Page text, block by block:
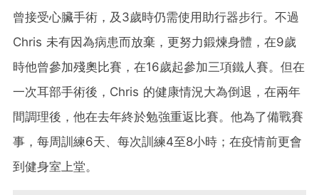
曾接受心臟手術，及3歲時仍需使用助行器步行。不過
Chris 未有因為病患而放棄，更努力鍛煉身體，在9歲
時他曾參加殘奧比賽，在16歲起參加三項鐵人賽。但在
一次耳部手術後，Chris 的健康情況大為倒退，在兩年
間調理後，他在去年終於勉強重返比賽。他為了備戰賽
事，每周訓練6天、每次訓練4至8小時；在疫情前更會
到健身室上堂。